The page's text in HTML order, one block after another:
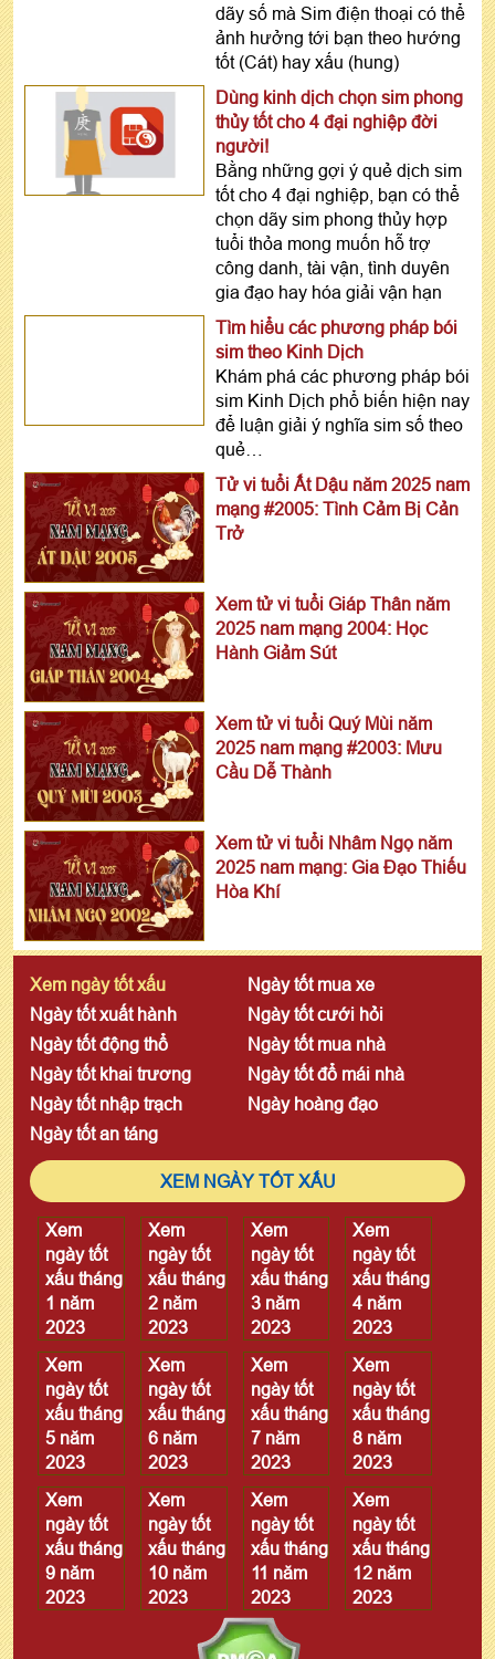
dãy số mà Sim điện thoại có thể
ảnh hưởng tới bạn theo hướng
tốt (Cát) hay xấu (hung)
Dùng kinh dịch chọn sim phong
thủy tốt cho 4 đại nghiệp đời
người!
Bằng những gợi ý quẻ dịch sim
tốt cho 4 đại nghiệp, bạn có thể
chọn dãy sim phong thủy hợp
tuổi thỏa mong muốn hỗ trợ
công danh, tài vận, tình duyên
gia đạo hay hóa giải vận hạn
Tìm hiểu các phương pháp bói
sim theo Kinh Dịch
Khám phá các phương pháp bói
sim Kinh Dịch phổ biến hiện nay
để luận giải ý nghĩa sim số theo
quẻ…
Tử vi tuổi Ất Dậu năm 2025 nam
mạng #2005: Tình Cảm Bị Cản
Trở
Xem tử vi tuổi Giáp Thân năm
2025 nam mạng 2004: Học
Hành Giảm Sút
Xem tử vi tuổi Quý Mùi năm
2025 nam mạng #2003: Mưu
Cầu Dễ Thành
Xem tử vi tuổi Nhâm Ngọ năm
2025 nam mạng: Gia Đạo Thiếu
Hòa Khí
Xem ngày tốt xấu
Ngày tốt mua xe
Ngày tốt xuất hành
Ngày tốt cưới hỏi
Ngày tốt động thổ
Ngày tốt mua nhà
Ngày tốt khai trương
Ngày tốt đổ mái nhà
Ngày tốt nhập trạch
Ngày hoàng đạo
Ngày tốt an táng
XEM NGÀY TỐT XẤU
Xem
ngày tốt
xấu tháng
1 năm
2023
Xem
ngày tốt
xấu tháng
2 năm
2023
Xem
ngày tốt
xấu tháng
3 năm
2023
Xem
ngày tốt
xấu tháng
4 năm
2023
Xem
ngày tốt
xấu tháng
5 năm
2023
Xem
ngày tốt
xấu tháng
6 năm
2023
Xem
ngày tốt
xấu tháng
7 năm
2023
Xem
ngày tốt
xấu tháng
8 năm
2023
Xem
ngày tốt
xấu tháng
9 năm
2023
Xem
ngày tốt
xấu tháng
10 năm
2023
Xem
ngày tốt
xấu tháng
11 năm
2023
Xem
ngày tốt
xấu tháng
12 năm
2023